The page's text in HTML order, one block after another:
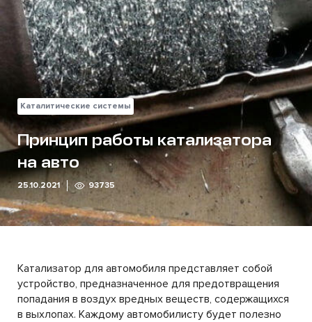
Каталитические системы
Принцип работы катализатора
на авто
25.10.2021 93735
Катализатор для автомобиля представляет собой
устройство, предназначенное для предотвращения
попадания в воздух вредных веществ, содержащихся
в выхлопах. Каждому автомобилисту будет полезно